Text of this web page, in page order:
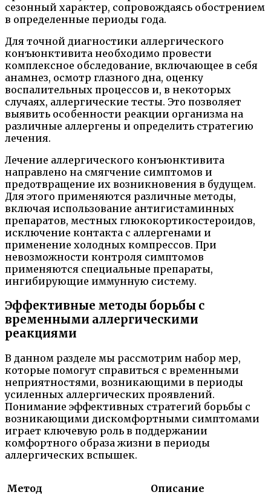
сезонный характер, сопровождаясь обострением
в определенные периоды года.
Для точной диагностики аллергического
конъюнктивита необходимо провести
комплексное обследование, включающее в себя
анамнез, осмотр глазного дна, оценку
воспалительных процессов и, в некоторых
случаях, аллергические тесты. Это позволяет
выявить особенности реакции организма на
различные аллергены и определить стратегию
лечения.
Лечение аллергического конъюнктивита
направлено на смягчение симптомов и
предотвращение их возникновения в будущем.
Для этого применяются различные методы,
включая использование антигистаминных
препаратов, местных глюкокортикостероидов,
исключение контакта с аллергенами и
применение холодных компрессов. При
невозможности контроля симптомов
применяются специальные препараты,
ингибирующие иммунную систему.
Эффективные методы борьбы с
временными аллергическими
реакциями
В данном разделе мы рассмотрим набор мер,
которые помогут справиться с временными
неприятностями, возникающими в периоды
усиленных аллергических проявлений.
Понимание эффективных стратегий борьбы с
возникающими дискомфортными симптомами
играет ключевую роль в поддержании
комфортного образа жизни в периоды
аллергических вспышек.
Метод Описание